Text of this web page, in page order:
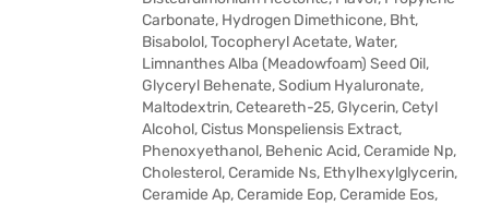
Carbonate, Hydrogen Dimethicone, Bht,
Bisabolol, Tocopheryl Acetate, Water,
Limnanthes Alba (Meadowfoam) Seed Oil,
Glyceryl Behenate, Sodium Hyaluronate,
Maltodextrin, Ceteareth-25, Glycerin, Cetyl
Alcohol, Cistus Monspeliensis Extract,
Phenoxyethanol, Behenic Acid, Ceramide Np,
Cholesterol, Ceramide Ns, Ethylhexylglycerin,
Ceramide Ap, Ceramide Eop, Ceramide Eos,